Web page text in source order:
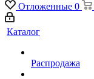
Отложенные 0
Каталог
Распродажа